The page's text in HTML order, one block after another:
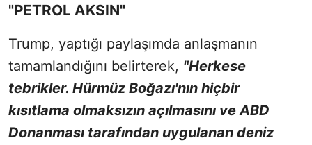
"PETROL AKSIN"
Trump, yaptığı paylaşımda anlaşmanın
tamamlandığını belirterek, "Herkese
tebrikler. Hürmüz Boğazı'nın hiçbir
kısıtlama olmaksızın açılmasını ve ABD
Donanması tarafından uygulanan deniz